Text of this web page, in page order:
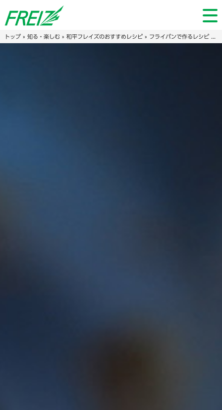
トップ» 知る・楽しむ» 和平フレイズのおすすめレシピ» フライパンで作るレシピ» とろーりチーズの肉巻きおにぎり